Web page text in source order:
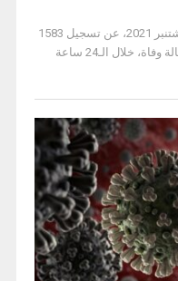
أعلنت وزارة الصحة، اليوم الخميس 23 شتنبر 2021، عن تسجيل 1583
حالة إصابة مؤكدة بفيروس كورونا، و36 حالة وفاة، خلال الـ24 ساعة